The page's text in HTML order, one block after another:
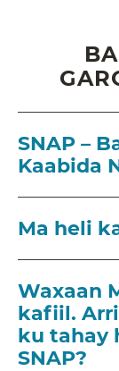
SNAP –
Kaabida
Ma heli
Waxaan
kafiil.
ku tahay
SNAP?